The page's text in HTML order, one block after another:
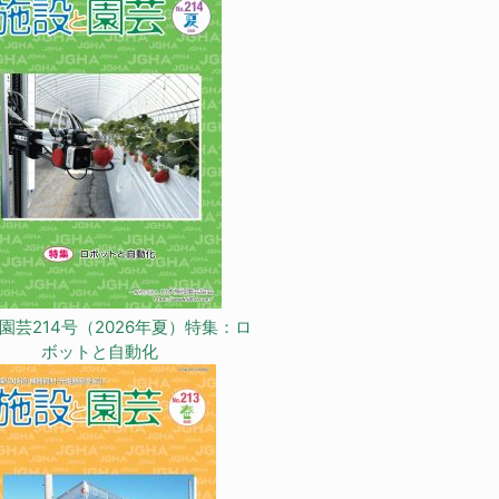
芸214号（2026年夏）特集：ロ
ボットと自動化